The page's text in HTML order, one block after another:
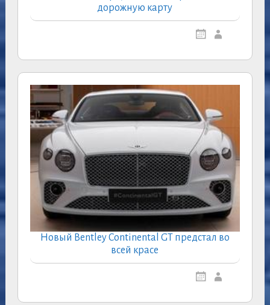
дорожную карту
Новый Bentley Continental GT предстал во
всей красе